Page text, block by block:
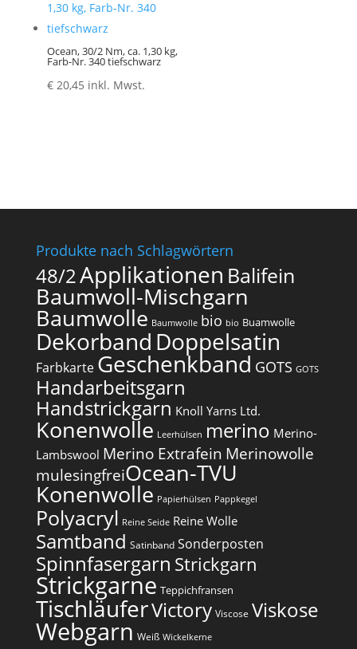
Ocean, 30/2 Nm, ca. 1,30 kg,
Farb-Nr. 340 tiefschwarz
€20,45 inkl. Mwst.
Produkte nach Schlagwörtern
48/2Applikationen Balifein
Baumwoll-Mischgarn
Baumwolle Baumwolle bio bio Buamwolle
Dekorband Doppelsatin
Farbkarte Geschenkband GOTS GOTS
Handarbeitsgarn
Handstrickgarn Knoll Yarns Ltd.
Konenwolle Leerhülsen merino Merino-
Lambswool Merino Extrafein Merinowolle
mulesingfrei​Ocean-TVU
Konenwolle Papierhülsen Pappkegel
Polyacryl Reine Seide Reine Wolle
Samtband Satinband Sonderposten
Spinnfasergarn Strickgarn
Strickgarne Teppichfransen
TischläuferVictory Viscose Viskose
Webgarn Weiß Wickelkerne